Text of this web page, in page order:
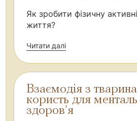
Як зробити фізичну
життя?
Читати далі
Взаємодія з
користь для
здоров’я